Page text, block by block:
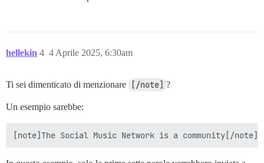
hellekin 4 Aprile 2025, 6:30am
4
Ti sei dimenticato di menzionare [/note] ?
Un esempio sarebbe: